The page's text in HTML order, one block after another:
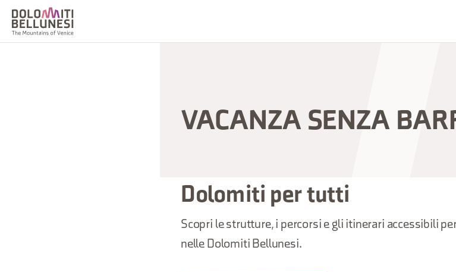
VACANZA SENZA
Dolomiti per tutti
Scopri le strutture, i percorsi e gli itinerari accessibili
nelle Dolomiti Bellunesi.